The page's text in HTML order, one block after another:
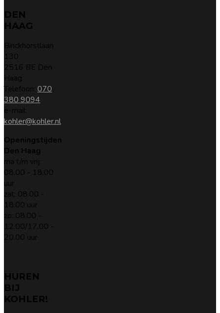
DEN
HAAG
Binckhorstlaan
130
2516 BE Den
Haag
Telefoon: 070
380 9094
e-mail:
kohler@kohler.nl
Openingstijden
Den Haag
ma t/m vrij:
08.00 - 18.00
uur
zat: 08.00 -
18.00 uur
zo: 08.00 -
12.00/17.00 -
20.00 uur
HUREN
BIJ
KOHLER!